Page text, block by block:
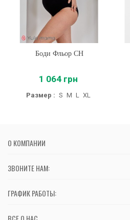
Боди Фльор CH
1 064 грн
Размер : S M L XL
О КОМПАНИИ
ЗВОНИТЕ НАМ:
ГРАФИК РАБОТЫ: